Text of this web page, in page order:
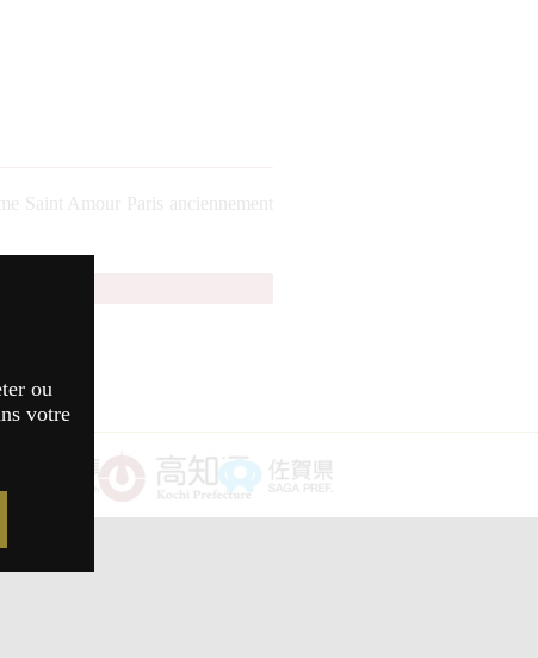
Saint Amour Paris anciennement
2026
ou
votre